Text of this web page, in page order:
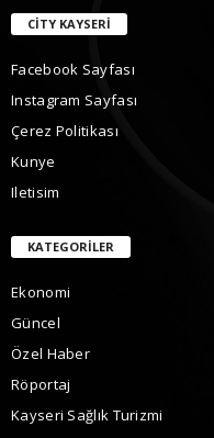
CITY KAYSERI
Facebook Sayfası
Instagram Sayfası
Çerez Politikası
Kunye
Iletisim
KATEGORILER
Ekonomi
Güncel
Özel Haber
Röportaj
Kayseri Sağlık Turizmi